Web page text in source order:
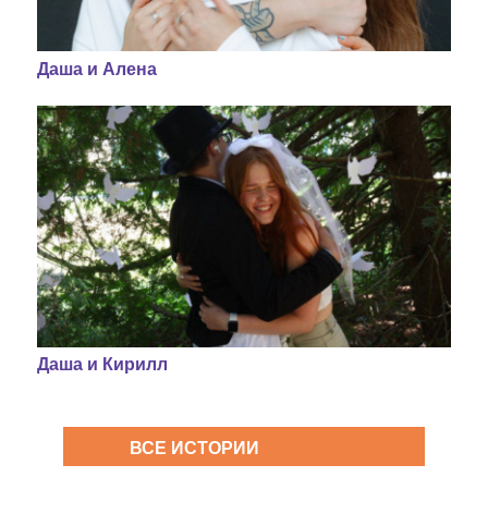
Даша и Алена
Даша и Кирилл
ВСЕ ИСТОРИИ